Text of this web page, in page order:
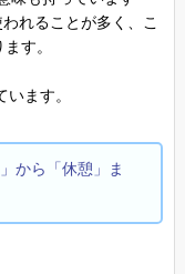
れることが多く、こ
す。
ます。
から「休憩」ま